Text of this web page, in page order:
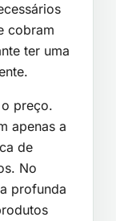
cobram
ter uma
preço.
apenas a
de
No
profunda